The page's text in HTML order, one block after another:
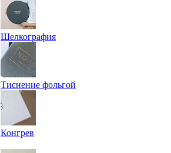
Шелкография
Тиснение фольгой
Конгрев